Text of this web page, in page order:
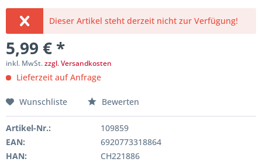
Dieser Artikel steht derzeit nicht zur Verfügung!
5,99 € *
inkl. MwSt.zzgl. Versandkosten
Lieferzeit auf Anfrage
Wunschliste Bewerten
Artikel-Nr.:
109859
EAN:
6920773318864
HAN:
CH221886